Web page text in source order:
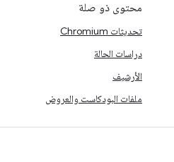
محتوى ذو صلة
تحديثات Chromium
دراسات الحالة
الأرشيف
ملفات البودكاست والعروض